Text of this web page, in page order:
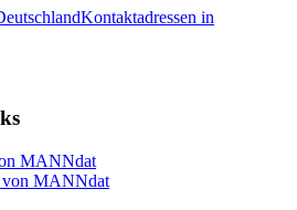
Kontaktadressen in